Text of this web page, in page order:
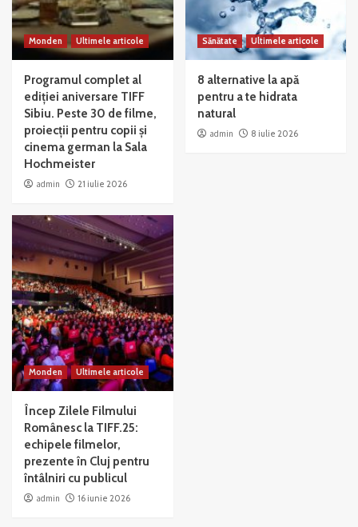
Monden Ultimele articole
Programul complet al
ediției aniversare TIFF
Sibiu. Peste 30 de filme,
proiecții pentru copii și
cinema german la Sala
Hochmeister
admin 21 iulie 2026
Sănătate Ultimele articole
8 alternative la apă
pentru a te hidrata
natural
admin 8 iulie 2026
Monden Ultimele articole
Încep Zilele Filmului
Românesc la TIFF.25:
echipele filmelor,
prezente în Cluj pentru
întâlniri cu publicul
admin 16 iunie 2026